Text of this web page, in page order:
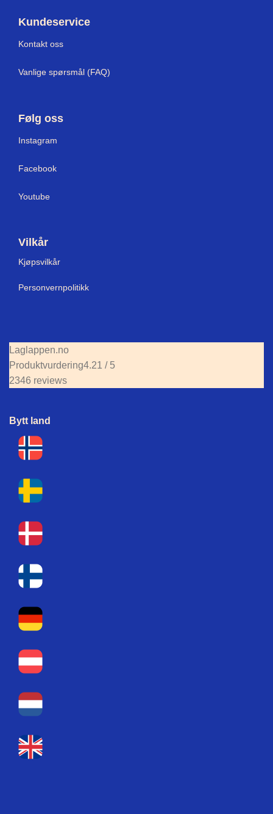
Kundeservice
Kontakt oss
Vanlige spørsmål (FAQ)
Følg oss
Instagram
Facebook
Youtube
Vilkår
Kjøpsvilkår
Personvernpolitikk
Laglappen.no
Produktvurdering4.21 / 5
2346 reviews
Bytt land